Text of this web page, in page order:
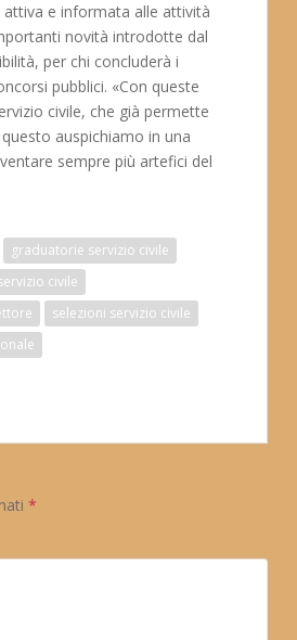
e informata alle attività
novità introdotte dal
per chi concluderà i
pubblici. «Con queste
civile, che già permette
auspichiamo in una
sempre più artefici del
graduatorie servizio civile
civile
selezioni servizio civile
*